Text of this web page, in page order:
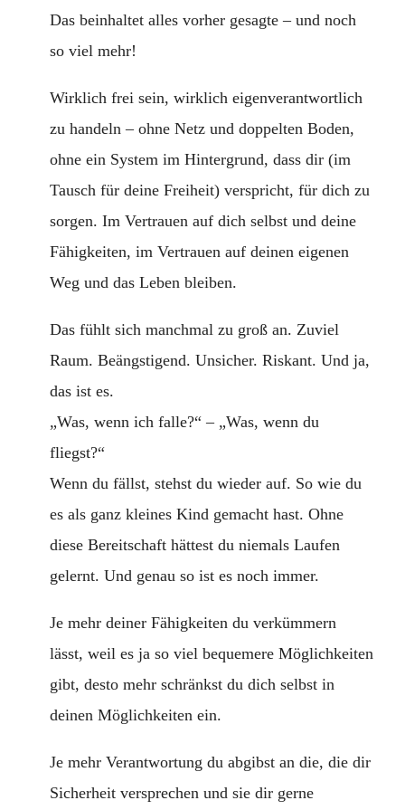
Das beinhaltet alles vorher gesagte – und noch
so viel mehr!
Wirklich frei sein, wirklich eigenverantwortlich
zu handeln – ohne Netz und doppelten Boden,
ohne ein System im Hintergrund, dass dir (im
Tausch für deine Freiheit) verspricht, für dich zu
sorgen. Im Vertrauen auf dich selbst und deine
Fähigkeiten, im Vertrauen auf deinen eigenen
Weg und das Leben bleiben.
Das fühlt sich manchmal zu groß an. Zuviel
Raum. Beängstigend. Unsicher. Riskant. Und ja,
das ist es.
„Was, wenn ich falle?“ – „Was, wenn du
fliegst?“
Wenn du fällst, stehst du wieder auf. So wie du
es als ganz kleines Kind gemacht hast. Ohne
diese Bereitschaft hättest du niemals Laufen
gelernt. Und genau so ist es noch immer.
Je mehr deiner Fähigkeiten du verkümmern
lässt, weil es ja so viel bequemere Möglichkeiten
gibt, desto mehr schränkst du dich selbst in
deinen Möglichkeiten ein.
Je mehr Verantwortung du abgibst an die, die dir
Sicherheit versprechen und sie dir gerne